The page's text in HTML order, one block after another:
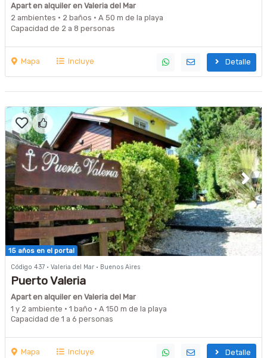
Apart en alquiler en Valeria del Mar
2 ambientes · 2 baños · A 50 m de la playa
Capacidad de 2 a 8 personas
Mapa Incluye Detalle
15 años en el portal
Código 437 · Valeria del Mar · Buenos Aires
Puerto Valeria
Apart en alquiler en Valeria del Mar
1 y 2 ambiente · 1 baño · A 150 m de la playa
Capacidad de 1 a 6 personas
Mapa Incluye Detalle